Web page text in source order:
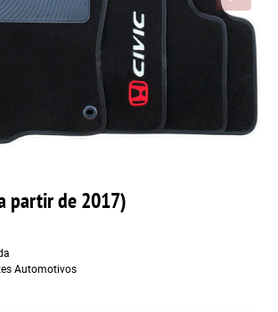
partir de 2017)
Automotivos